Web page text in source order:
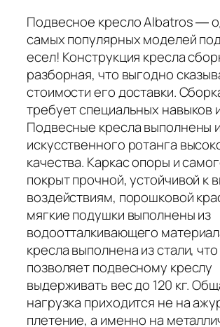
Подвесное кресло Albatros ―
самых популярных моделей
есел! Конструкция кресла
разборная, что выгодно
стоимости его доставки.
требует специальных навыков
Подвесные кресла выполнены
искусственного ротанга
качества. Каркас опоры и
покрыт прочной, устойчивой к
воздействиям, порошковой
мягкие подушки выполнены из
водоотталкивающего
кресла выполнена из стали, что
позволяет подвесному креслу
выдерживать вес до 120 кг.
нагрузка приходится не на
плетение, а именно на